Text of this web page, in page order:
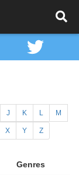
J K L M
X Y Z
Genres